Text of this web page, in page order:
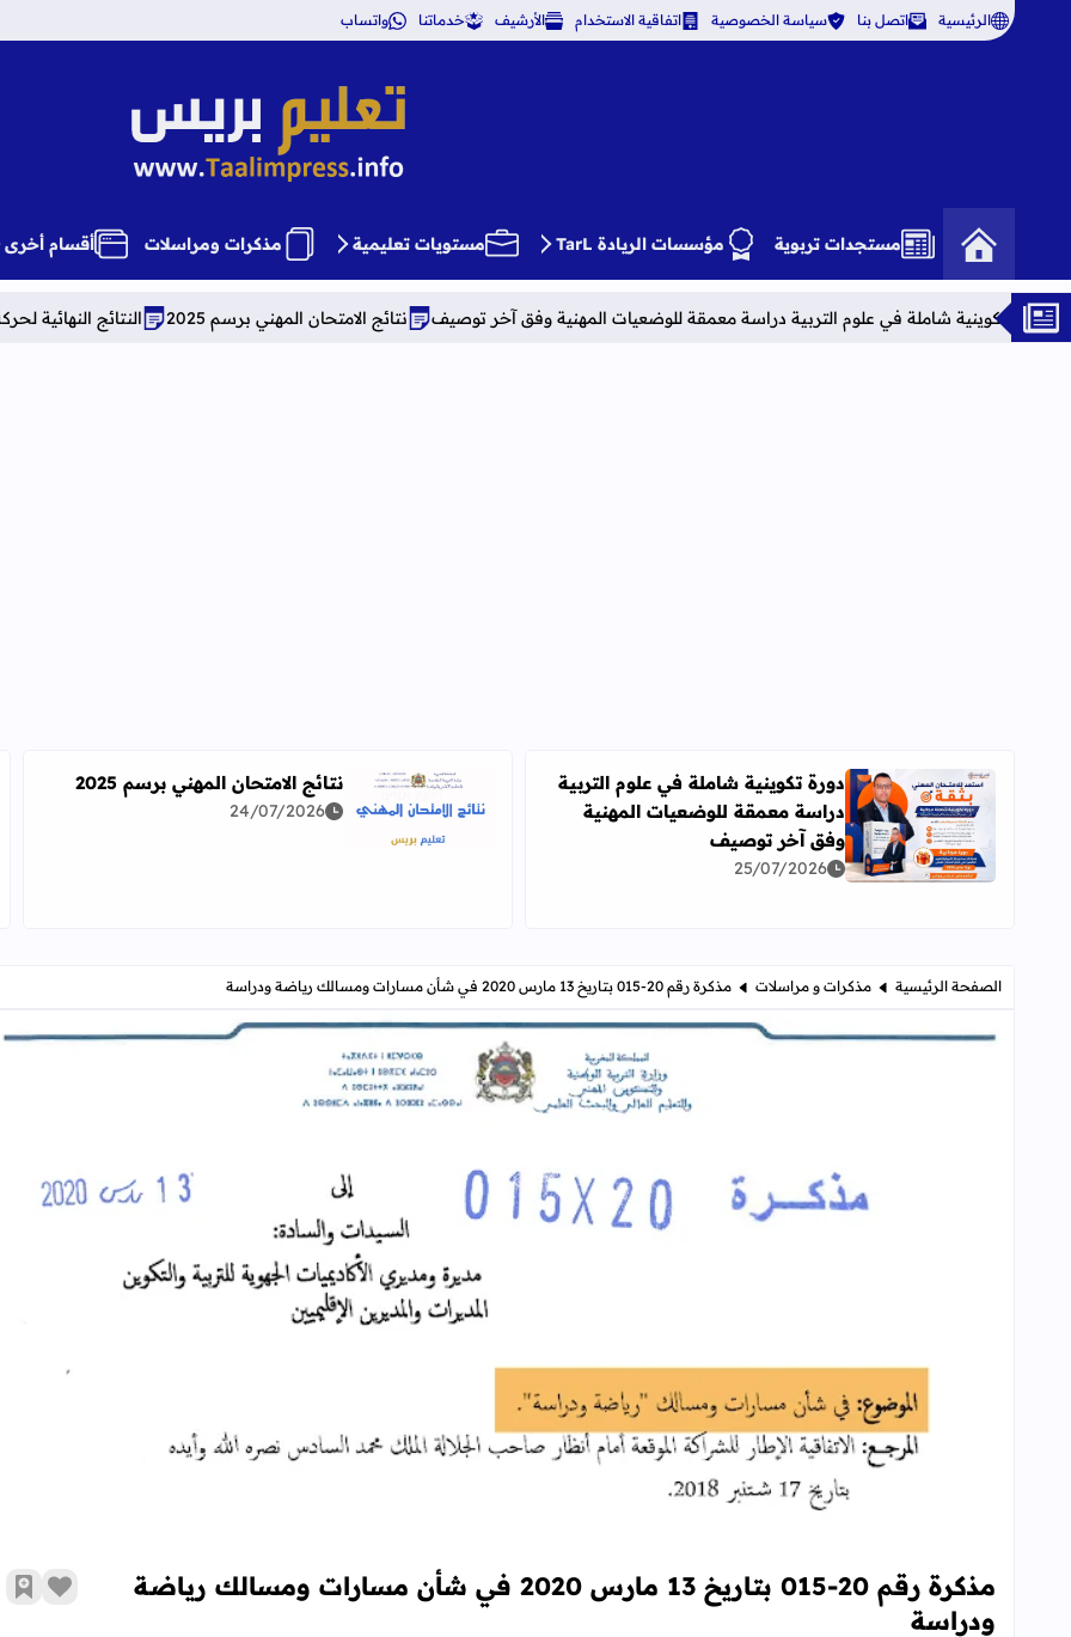
الرئيسية اتصل بنا سياسة الخصوصية اتفاقية الاستخدام الأرشيف خدماتنا واتساب
تعليم بريس TaalimPress
مستجدات تربوية مؤسسات الريادة TarL مستويات تعليمية مذكرات ومراسلات أقسام أخرى
شاملة في علوم التربية دراسة معمقة للوضعيات المهنية وفق آخر توصيف نتائج الامتحان المهني برسم 2025 النتائج النهائية لحركة إسناد منصب
اقرأ المزيد عن دورة تكوينية شاملة في علوم التربية دراسة معمقة للوضعيات المهنية وفق آخر توصيف
دورة تكوينية شاملة في علوم التربية
دراسة معمقة للوضعيات المهنية
وفق آخر توصيف
25/07/2026
اقرأ المزيد عن نتائج الامتحان المهني برسم 2025
نتائج الامتحان المهني برسم 2025
24/07/2026
الصفحة الرئيسية مذكرات و مراسلات ​مذكرة رقم 20-015 بتاريخ 13 مارس 2020 في شأن مسارات ومسالك رياضة ودراسة
​مذكرة رقم 20-015 بتاريخ 13 مارس 2020 في شأن مسارات ومسالك رياضة ودراسة
​مذكرة رقم 20-015 بتاريخ 13 مارس 2020 في شأن مسارات ومسالك رياضة
ودراسة
زر